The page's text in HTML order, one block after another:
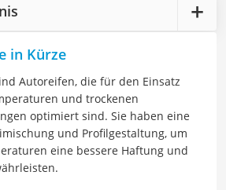
in Kürze
Autoreifen, die für den Einsatz
und trockenen
optimiert sind. Sie haben eine
und Profilgestaltung, um
eine bessere Haftung und